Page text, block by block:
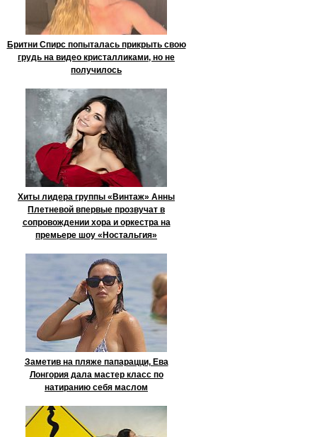
Бритни Спирс попыталась прикрыть свою
грудь на видео кристалликами, но не
получилось
Хиты лидера группы «Винтаж» Анны
Плетневой впервые прозвучат в
сопровождении хора и оркестра на
премьере шоу «Ностальгия»
Заметив на пляже папарацци, Ева
Лонгория дала мастер класс по
натиранию себя маслом